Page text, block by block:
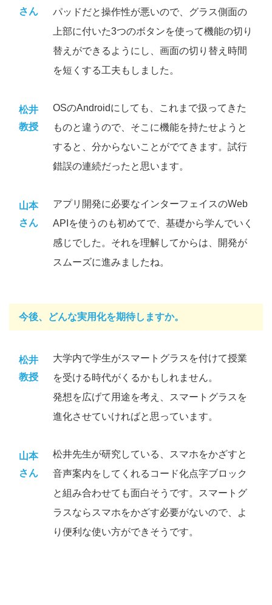
さん
パッドだと操作性が悪いので、グラス側面の
上部に付いた3つのボタンを使って機能の切り
替えができるようにし、画面の切り替え時間
を短くする工夫もしました。
松井
教授
OSのAndroidにしても、これまで扱ってきた
ものと違うので、そこに機能を持たせようと
すると、分からないことがでてきます。試行
錯誤の連続だったと思います。
山本
さん
アプリ開発に必要なインターフェイスのWeb
APIを使うのも初めてで、基礎から学んでいく
感じでした。それを理解してからは、開発が
スムーズに進みましたね。
今後、どんな実用化を期待しますか。
松井
教授
大学内で学生がスマートグラスを付けて授業
を受ける時代がくるかもしれません。
発想を広げて用途を考え、スマートグラスを
進化させていければと思っています。
山本
さん
松井先生が研究している、スマホをかざすと
音声案内をしてくれるコード化点字ブロック
と組み合わせても面白そうです。スマートグ
ラスならスマホをかざす必要がないので、よ
り便利な使い方ができそうです。